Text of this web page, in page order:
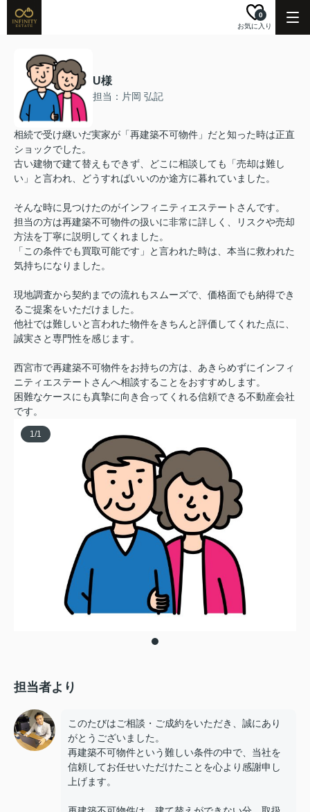
お気に入り
0
U様
担当：片岡 弘記
相続で受け継いだ実家が「再建築不可物件」だと知った時は正直
ショックでした。
古い建物で建て替えもできず、どこに相談しても「売却は難し
い」と言われ、どうすればいいのか途方に暮れていました。
そんな時に見つけたのがインフィニティエステートさんです。
担当の方は再建築不可物件の扱いに非常に詳しく、リスクや売却
方法を丁寧に説明してくれました。
「この条件でも買取可能です」と言われた時は、本当に救われた
気持ちになりました。
現地調査から契約までの流れもスムーズで、価格面でも納得でき
るご提案をいただけました。
他社では難しいと言われた物件をきちんと評価してくれた点に、
誠実さと専門性を感じます。
西宮市で再建築不可物件をお持ちの方は、あきらめずにインフィ
ニティエステートさんへ相談することをおすすめします。
困難なケースにも真摯に向き合ってくれる信頼できる不動産会社
です。
1/1
担当者より
このたびはご相談・ご成約をいただき、誠にあり
がとうございました。
再建築不可物件という難しい条件の中で、当社を
信頼してお任せいただけたことを心より感謝申し
上げます。